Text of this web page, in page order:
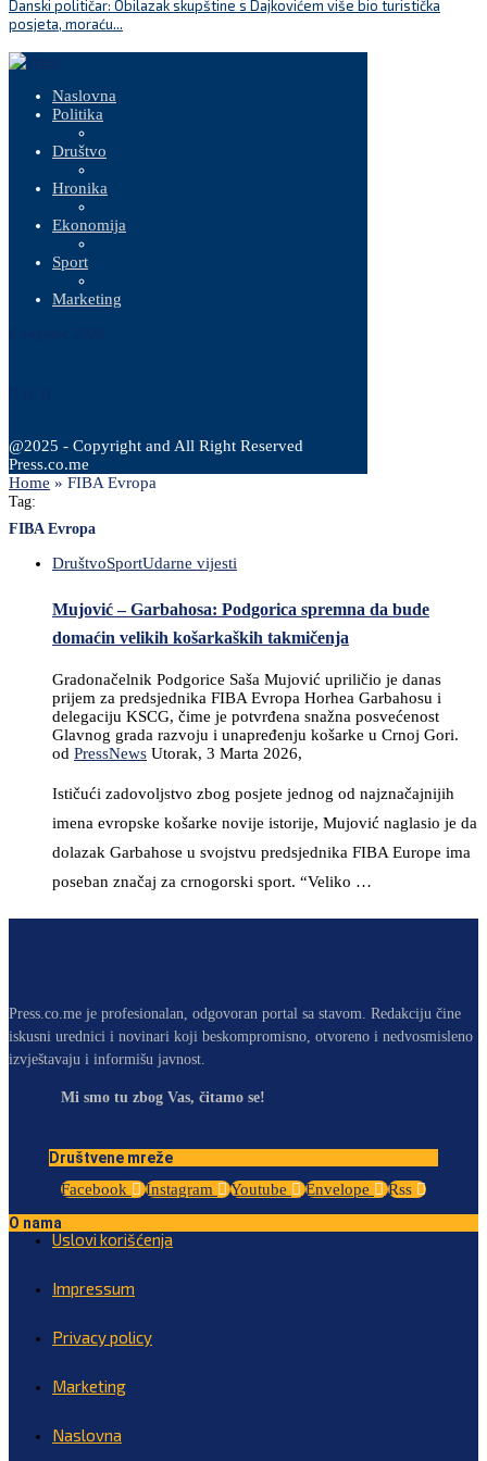
Danski političar: Obilazak skupštine s Dajkovićem više bio turistička
posjeta, moraću...
Naslovna
Politika
Društvo
Hronika
Ekonomija
Sport
Marketing
@2025 - Copyright and All Right Reserved
Press.co.me
Home » FIBA Evropa
Tag:
FIBA Evropa
DruštvoSportUdarne vijesti
Mujović – Garbahosa: Podgorica spremna da bude
domaćin velikih košarkaških takmičenja
Gradonačelnik Podgorice Saša Mujović upriličio je danas
prijem za predsjednika FIBA Evropa Horhea Garbahosu i
delegaciju KSCG, čime je potvrđena snažna posvećenost
Glavnog grada razvoju i unapređenju košarke u Crnoj Gori.
od PressNews Utorak, 3 Marta 2026,
Ističući zadovoljstvo zbog posjete jednog od najznačajnijih
imena evropske košarke novije istorije, Mujović naglasio je da
dolazak Garbahose u svojstvu predsjednika FIBA Europe ima
poseban značaj za crnogorski sport. “Veliko …
Press.co.me je profesionalan, odgovoran portal sa stavom. Redakciju čine
iskusni urednici i novinari koji beskompromisno, otvoreno i nedvosmisleno
izvještavaju i informišu javnost.
Mi smo tu zbog Vas, čitamo se!
Društvene mreže
Facebook
Instagram Youtube Envelope
Rss
O nama
Uslovi korišćenja
Impressum
Privacy policy
Marketing
Naslovna